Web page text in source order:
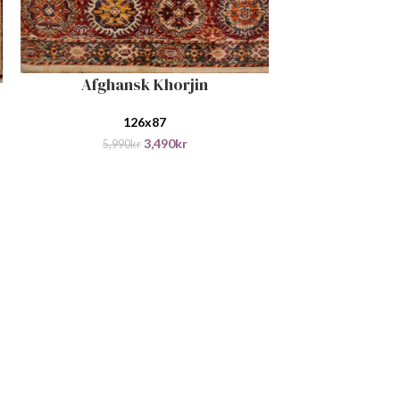
LEGG I HANDLEKURV
Afghansk Khorjin
126x87
5,990kr 3,490kr